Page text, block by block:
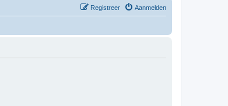
Aanmelden
Registreer